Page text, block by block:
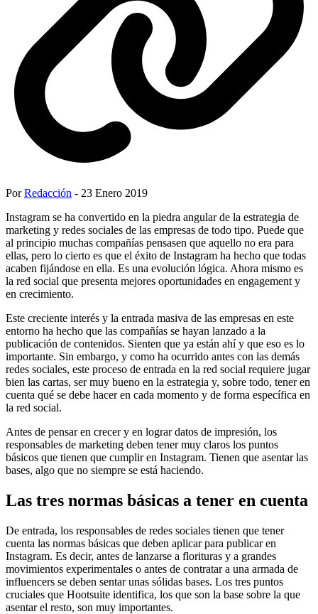
PorRedacción - 23 Enero 2019
Instagram se ha convertido en la piedra angular de la estrategia de
marketing y redes sociales de las empresas de todo tipo. Puede que
al principio muchas compañías pensasen que aquello no era para
ellas, pero lo cierto es que el éxito de Instagram ha hecho que todas
acaben fijándose en ella. Es una evolución lógica. Ahora mismo es
la red social que presenta mejores oportunidades en engagement y
en crecimiento.
Este creciente interés y la entrada masiva de las empresas en este
entorno ha hecho que las compañías se hayan lanzado a la
publicación de contenidos. Sienten que ya están ahí y que eso es lo
importante. Sin embargo, y como ha ocurrido antes con las demás
redes sociales, este proceso de entrada en la red social requiere jugar
bien las cartas, ser muy bueno en la estrategia y, sobre todo, tener en
cuenta qué se debe hacer en cada momento y de forma específica en
la red social.
Antes de pensar en crecer y en lograr datos de impresión, los
responsables de marketing deben tener muy claros los puntos
básicos que tienen que cumplir en Instagram. Tienen que asentar las
bases, algo que no siempre se está haciendo.
Las tres normas básicas a tener en cuenta
De entrada, los responsables de redes sociales tienen que tener
cuenta las normas básicas que deben aplicar para publicar en
Instagram. Es decir, antes de lanzarse a florituras y a grandes
movimientos experimentales o antes de contratar a una armada de
influencers se deben sentar unas sólidas bases. Los tres puntos
cruciales que Hootsuite identifica, los que son la base sobre la que
asentar el resto, son muy importantes.